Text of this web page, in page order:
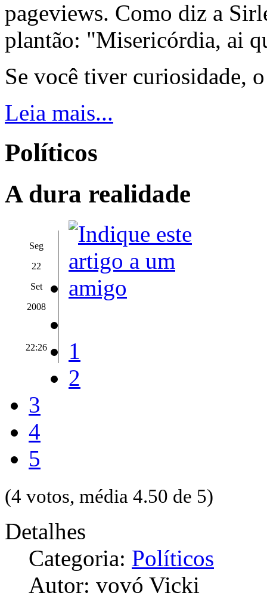
pageviews. Como diz a
plantão: "Misericórdia, ai
Se você tiver curiosidade,
Leia mais...
Políticos
A dura realidade
Seg
22
Set
2008
22:26
1
2
3
4
5
(4 votos, média 4.50 de 5)
Detalhes
Categoria: Políticos
Autor: vovó Vicki